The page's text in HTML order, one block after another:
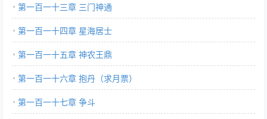
第一百一十三章 三门神通
第一百一十四章 星海居士
第一百一十五章 神农王鼎
第一百一十六章 抱丹（求月票）
第一百一十七章 争斗